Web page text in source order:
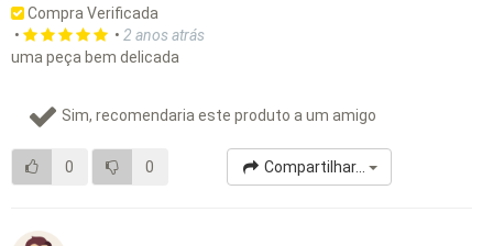
Compra Verificada
•
• 2 anos atrás
uma peça bem delicada
Sim, recomendaria este produto a um amigo
0 0 Compartilhar...